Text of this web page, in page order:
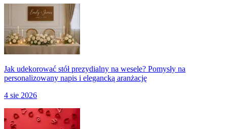
Jak udekorować stół prezydialny na wesele? Pomysły na
personalizowany napis i elegancką aranżację
4 sie 2026